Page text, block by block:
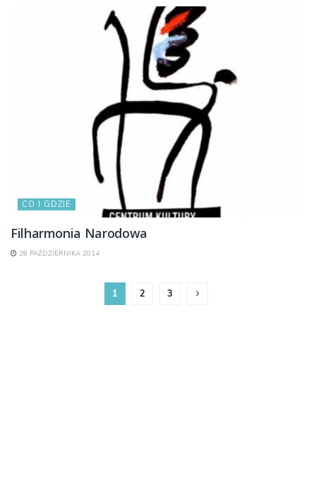
CO I GDZIE
Filharmonia Narodowa
28 PAŹDZIERNIKA 2014
1 2 3